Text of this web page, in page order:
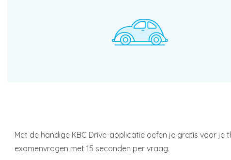
Met de handige KBC Drive-applicatie oefen je gratis voor je
examenvragen met 15 seconden per vraag.